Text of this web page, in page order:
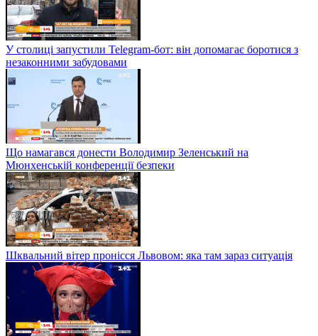
У столиці запустили Telegram-бот: він допомагає боротися з
незаконними забудовами
Що намагався донести Володимир Зеленський на
Мюнхенській конференції безпеки
Шквальний вітер пронісся Львовом: яка там зараз ситуація